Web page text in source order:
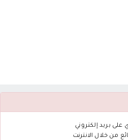
بريد إلكتروني
من خلال الانترنت